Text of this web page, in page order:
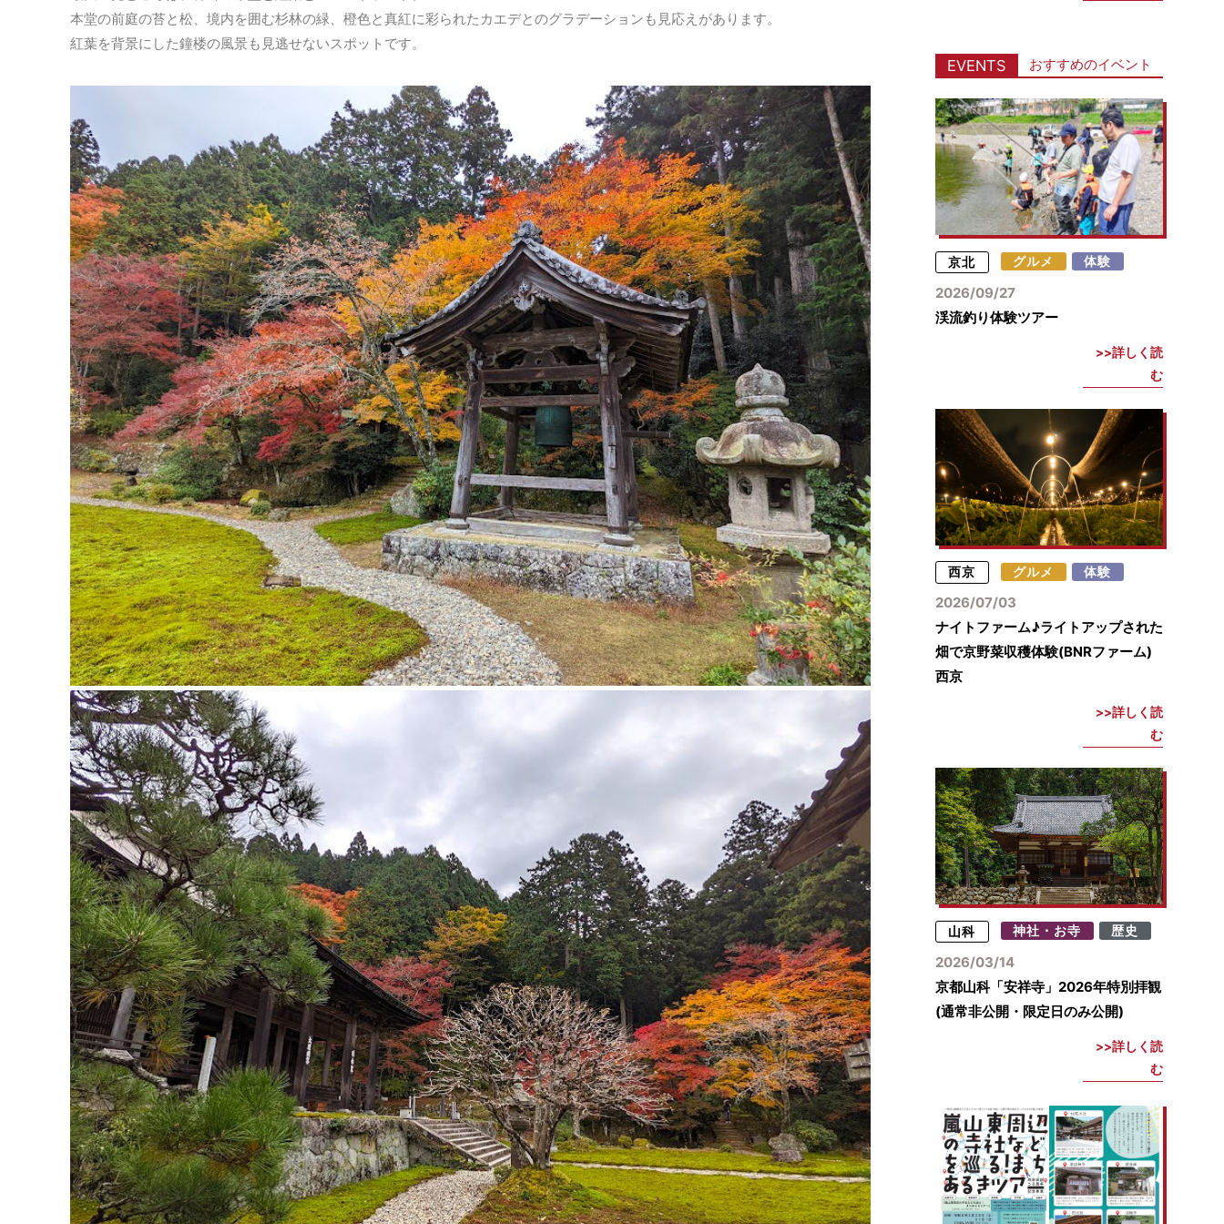
本堂の前庭の苔と松、境内を囲む杉林の緑、橙色と真紅に彩られたカエデとのグラデーションも見応えがあります。
紅葉を背景にした鐘楼の風景も見逃せないスポットです。
EVENTS おすすめのイベント
京北 グルメ 体験
2026/09/27
渓流釣り体験ツアー
詳しく読
む
西京 グルメ 体験
2026/07/03
ナイトファーム♪ライトアップされた
畑で京野菜収穫体験(BNRファーム)
西京
詳しく読
む
山科 神社・お寺 歴史
2026/03/14
京都山科「安祥寺」2026年特別拝観
(通常非公開・限定日のみ公開)
詳しく読
む